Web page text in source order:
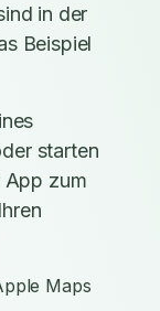
in der
Beispiel
starten
App zum
Maps